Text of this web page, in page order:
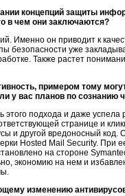
концепций защиты
в чем они заключаются?
Именно он приводит к
уже
Также растет
примером тому
у вас планов по сознанию
подхода и даже успела
странице и
и другой вредоносный код.
Hosted Mail Security. При
на стороне
экономию на нем и
изменению